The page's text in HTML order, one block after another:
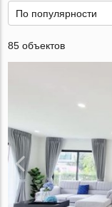
По популярности
85 объектов